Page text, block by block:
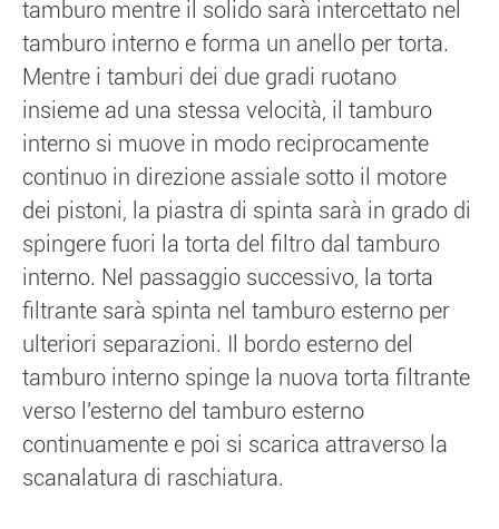
tamburo mentre il solido sarà intercettato nel
tamburo interno e forma un anello per torta.
Mentre i tamburi dei due gradi ruotano
insieme ad una stessa velocità, il tamburo
interno si muove in modo reciprocamente
continuo in direzione assiale sotto il motore
dei pistoni, la piastra di spinta sarà in grado di
spingere fuori la torta del filtro dal tamburo
interno. Nel passaggio successivo, la torta
filtrante sarà spinta nel tamburo esterno per
ulteriori separazioni. Il bordo esterno del
tamburo interno spinge la nuova torta filtrante
verso l'esterno del tamburo esterno
continuamente e poi si scarica attraverso la
scanalatura di raschiatura.